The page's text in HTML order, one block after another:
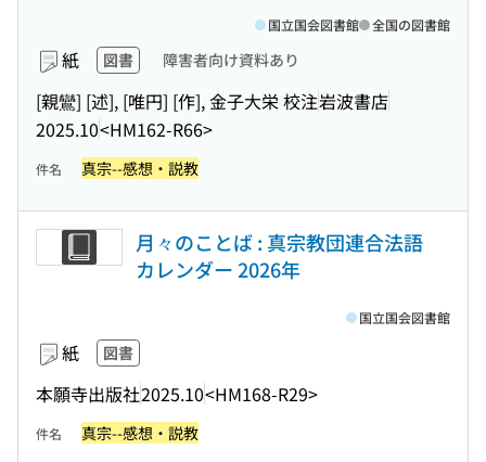
紙 図書 障害者向け資料あり
[親鸞] [述], [唯円] [作], 金子大栄 校注岩波書店
2025.10<HM162-R66>
国立国会図書館 全国の図書館
件名 真宗--感想・説教
月々のことば : 真宗教団連合法語
カレンダー 2026年
紙 図書
本願寺出版社2025.10<HM168-R29>
国立国会図書館
件名 真宗--感想・説教